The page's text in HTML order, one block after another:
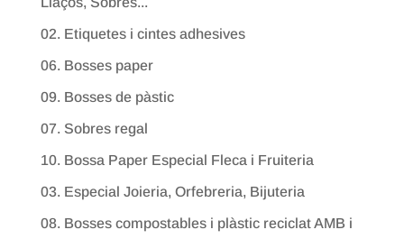
02. Etiquetes i cintes adhesives
06. Bosses paper
09. Bosses de pàstic
07. Sobres regal
10. Bossa Paper Especial Fleca i Fruiteria
03. Especial Joieria, Orfebreria, Bijuteria
08. Bosses compostables i plàstic reciclat AMB i